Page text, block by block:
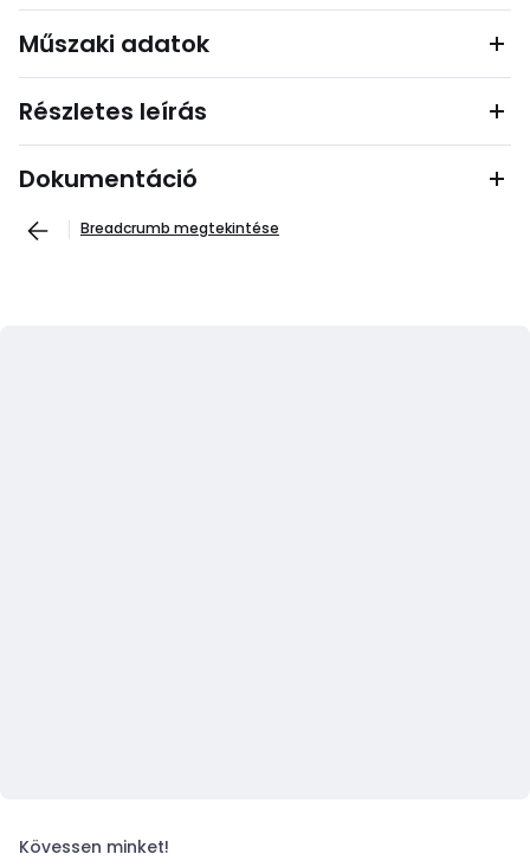
Műszaki adatok
Részletes leírás
Dokumentáció
Breadcrumb megtekintése
Kövessen minket!